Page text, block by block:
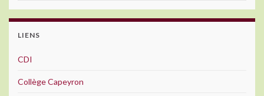
LIENS
CDI
Collège Capeyron